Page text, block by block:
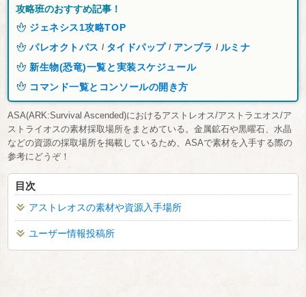
攻略班のおすすめ記事！
ジェネシス1攻略TOP
パレオクトパス / タイドパップ / アンブラ / ルミナ
新生物(恐竜)一覧と実装スケジュール
コマンド一覧とコンソールの開き方
ASA(ARK:Survival Ascended)におけるアストレオス/アストラエオス/ア
ストライオスの素材採取場所をまとめている。金属鉱石や黒曜石、水晶
などの資源の採取場所を掲載しているため、ASAで素材を入手する際の
参考にどうぞ！
目次
アストレオスの素材や資源入手場所
ユーザー情報投稿所